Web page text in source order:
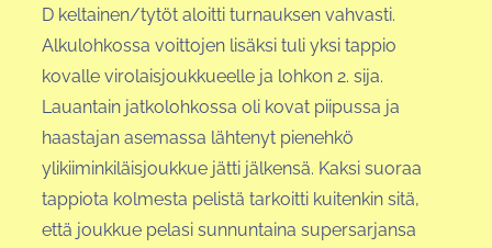
D keltainen/tytöt aloitti turnauksen vahvasti.
Alkulohkossa voittojen lisäksi tuli yksi tappio
kovalle virolaisjoukkueelle ja lohkon 2. sija.
Lauantain jatkolohkossa oli kovat piipussa ja
haastajan asemassa lähtenyt pienehkö
ylikiiminkiläisjoukkue jätti jälkensä. Kaksi suoraa
tappiota kolmesta pelistä tarkoitti kuitenkin sitä,
että joukkue pelasi sunnuntaina supersarjansa